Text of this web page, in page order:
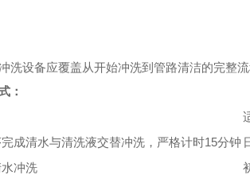
洗设备应覆盖从开始冲洗到管路清洁的完整流
：
成清水与清洗液交替冲洗，严格计时15分钟
冲洗